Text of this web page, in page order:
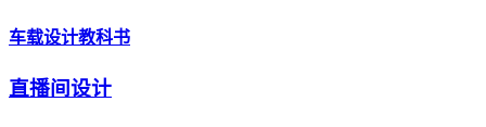
车载设计教科书
直播间设计